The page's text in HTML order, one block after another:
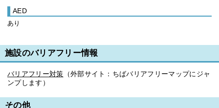
AED
あり
施設のバリアフリー情報
バリアフリー対策 （外部サイト：ちばバリアフリーマップにジャ
ンプします）
その他